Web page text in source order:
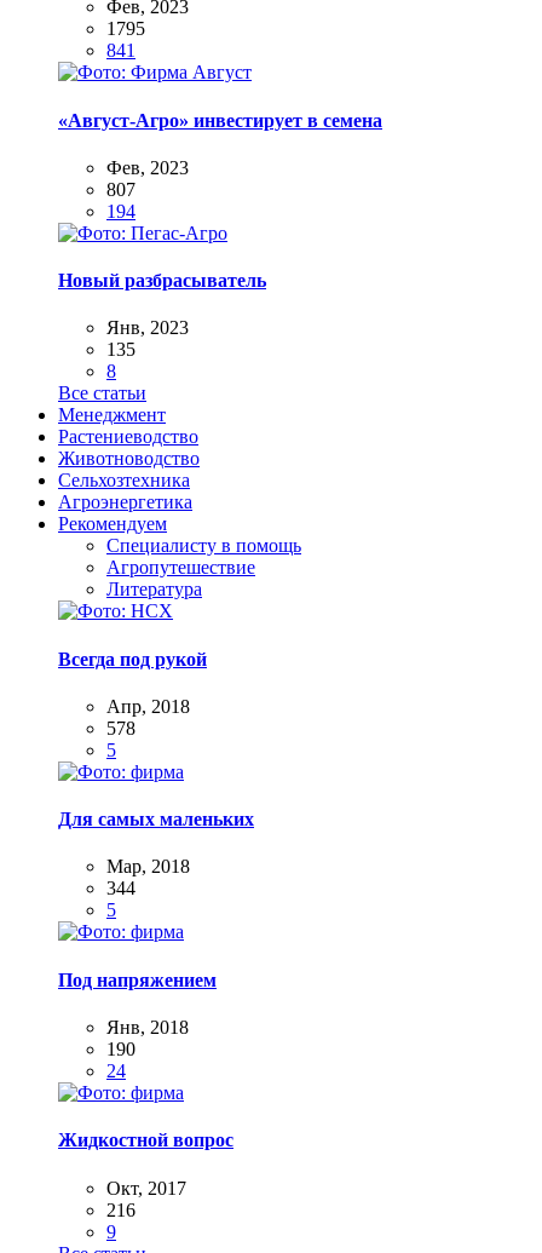
Фев, 2023
1795
841
«Август-Агро» инвестирует в семена
Фев, 2023
807
194
Новый разбрасыватель
Янв, 2023
135
8
Все статьи
Менеджмент
Растениеводство
Животноводство
Сельхозтехника
Агроэнергетика
Рекомендуем
Специалисту в помощь
Агропутешествие
Литература
Всегда под рукой
Апр, 2018
578
5
Для самых маленьких
Мар, 2018
344
5
Под напряжением
Янв, 2018
190
24
Жидкостной вопрос
Окт, 2017
216
9